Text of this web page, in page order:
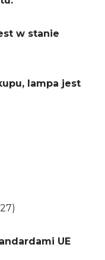
w stanie
lampa jest
UE